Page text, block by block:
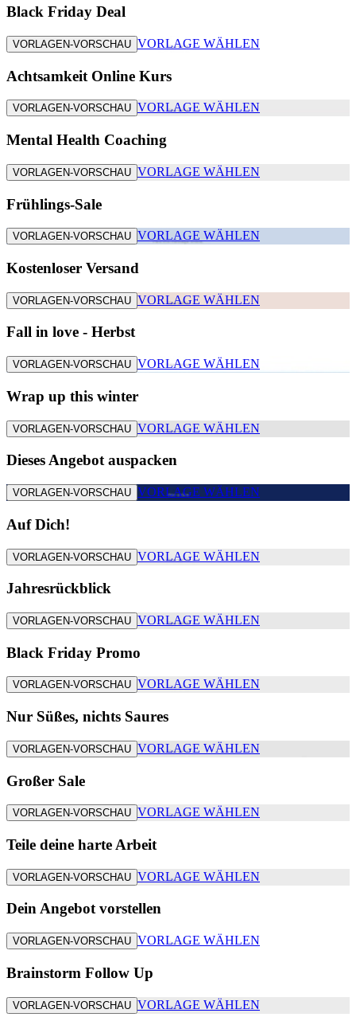
Black Friday Deal
VORLAGEN-VORSCHAU VORLAGE WÄHLEN
Achtsamkeit Online Kurs
VORLAGEN-VORSCHAU VORLAGE WÄHLEN
Mental Health Coaching
VORLAGEN-VORSCHAU VORLAGE WÄHLEN
Frühlings-Sale
VORLAGEN-VORSCHAU VORLAGE WÄHLEN
Kostenloser Versand
VORLAGEN-VORSCHAU VORLAGE WÄHLEN
Fall in love - Herbst
VORLAGEN-VORSCHAU VORLAGE WÄHLEN
Wrap up this winter
VORLAGEN-VORSCHAU VORLAGE WÄHLEN
Dieses Angebot auspacken
VORLAGEN-VORSCHAU VORLAGE WÄHLEN
Auf Dich!
VORLAGEN-VORSCHAU VORLAGE WÄHLEN
Jahresrückblick
VORLAGEN-VORSCHAU VORLAGE WÄHLEN
Black Friday Promo
VORLAGEN-VORSCHAU VORLAGE WÄHLEN
Nur Süßes, nichts Saures
VORLAGEN-VORSCHAU VORLAGE WÄHLEN
Großer Sale
VORLAGEN-VORSCHAU VORLAGE WÄHLEN
Teile deine harte Arbeit
VORLAGEN-VORSCHAU VORLAGE WÄHLEN
Dein Angebot vorstellen
VORLAGEN-VORSCHAU VORLAGE WÄHLEN
Brainstorm Follow Up
VORLAGEN-VORSCHAU VORLAGE WÄHLEN